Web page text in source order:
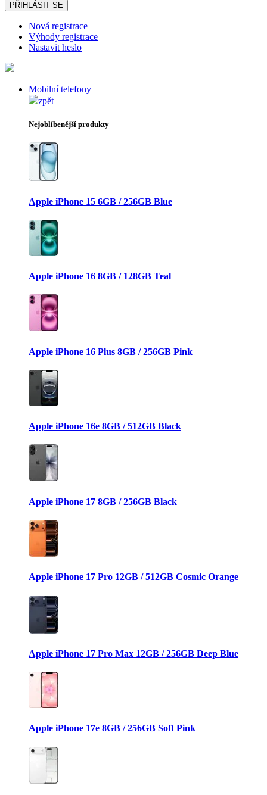
PŘIHLÁSIT SE
Nová registrace
Výhody registrace
Nastavit heslo
Mobilní telefony
zpět
Nejoblíbenější produkty
Apple iPhone 15 6GB / 256GB Blue
Apple iPhone 16 8GB / 128GB Teal
Apple iPhone 16 Plus 8GB / 256GB Pink
Apple iPhone 16e 8GB / 512GB Black
Apple iPhone 17 8GB / 256GB Black
Apple iPhone 17 Pro 12GB / 512GB Cosmic Orange
Apple iPhone 17 Pro Max 12GB / 256GB Deep Blue
Apple iPhone 17e 8GB / 256GB Soft Pink